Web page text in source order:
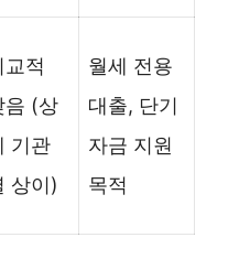
교적
음 (상
기관
상이)
월세 전용
대출, 단기
자금 지원
목적